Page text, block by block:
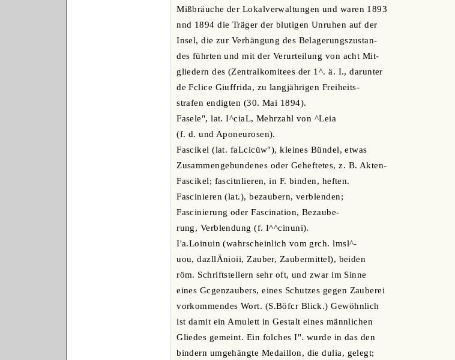
Mißbräuche der Lokalverwaltungen und waren 1893
nnd 1894 die Träger der blutigen Unruhen auf der
Insel, die zur Verhängung des Belagerungszustan-
des führten und mit der Verurteilung von acht Mit-
gliedern des (Zentralkomitees der 1^. ä. I., darunter
de Fclice Giuffrida, zu langjährigen Freiheits-
strafen endigten (30. Mai 1894).
Fasele", lat. I^ciaL, Mehrzahl von ^Leia
(f. d. und Aponeurosen).
Fascikel (lat. faLcicüw"), kleines Bündel, etwas
Zusammengebundenes oder Geheftetes, z. B. Akten-
Fascikel; fascitnlieren, in F. binden, heften.
Fascinieren (lat.), bezaubern, verblenden;
Fascinierung oder Fascination, Bezaube-
rung, Verblendung (f. I^^cinuni).
I'a.Loinuin (wahrscheinlich vom grch. lmsl^-
uou, dazllÄnioii, Zauber, Zaubermittel), beiden
röm. Schriftstellern sehr oft, und zwar im Sinne
eines Gcgenzaubers, eines Schutzes gegen Zauberei
vorkommendes Wort. (S.Böfcr Blick.) Gewöhnlich
ist damit ein Amulett in Gestalt eines männlichen
Gliedes gemeint. Ein folches I". wurde in das den
bindern umgehängte Medaillon, die dulia, gelegt;